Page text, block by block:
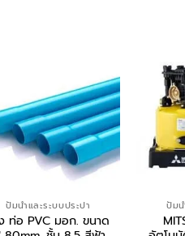
ปั้มน้ำและระบบประปา
ท่อ PVC มอก. ขนาด
ปั้มน้